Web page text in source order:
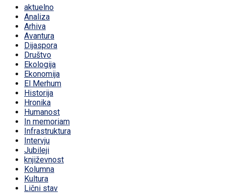
aktuelno
Analiza
Arhiva
Avantura
Dijaspora
Društvo
Ekologija
Ekonomija
El Merhum
Historija
Hronika
Humanost
In memoriam
Infrastruktura
Intervju
Jubileji
književnost
Kolumna
Kultura
Lični stav